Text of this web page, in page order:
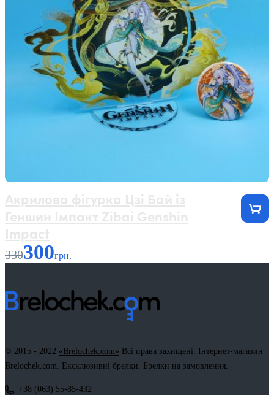
330300грн.
© 2015 - 2022 «Brelochek.com» Всі права захищені. Інтернет-магазин
Brelochek.com. Ексклюзивні брелки. Брелки на замовлення.
+38 (063) 55-85-432